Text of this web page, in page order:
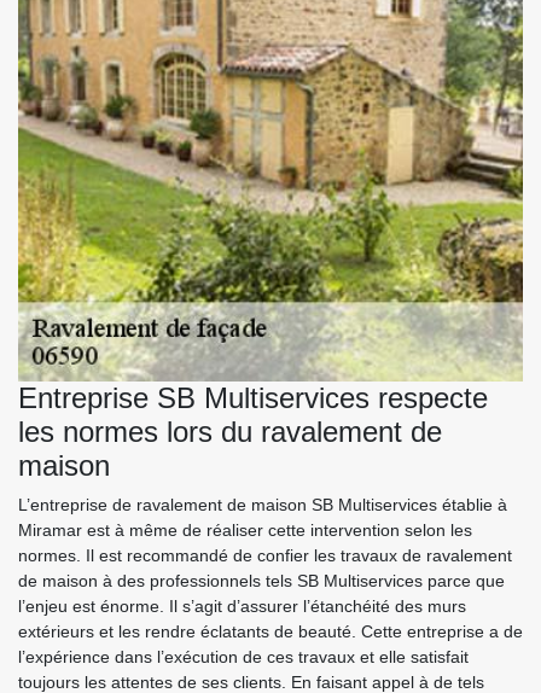
Entreprise SB Multiservices respecte
les normes lors du ravalement de
maison
L’entreprise de ravalement de maison SB Multiservices établie à
Miramar est à même de réaliser cette intervention selon les
normes. Il est recommandé de confier les travaux de ravalement
de maison à des professionnels tels SB Multiservices parce que
l’enjeu est énorme. Il s’agit d’assurer l’étanchéité des murs
extérieurs et les rendre éclatants de beauté. Cette entreprise a de
l’expérience dans l’exécution de ces travaux et elle satisfait
toujours les attentes de ses clients. En faisant appel à de tels